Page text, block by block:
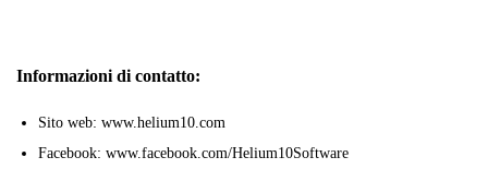
Informazioni di contatto:
Sito web: www.helium10.com
Facebook: www.facebook.com/Helium10Software